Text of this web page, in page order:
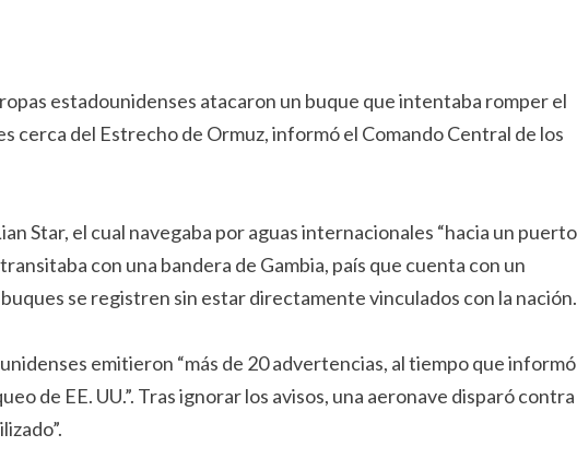
estadounidenses atacaron un buque que intentaba romper el
cerca del Estrecho de Ormuz, informó el Comando Central de los
Star, el cual navegaba por aguas internacionales “hacia un puerto
con una bandera de Gambia, país que cuenta con un
se registren sin estar directamente vinculados con la nación.
emitieron “más de 20 advertencias, al tiempo que informó
de EE. UU.”. Tras ignorar los avisos, una aeronave disparó contra